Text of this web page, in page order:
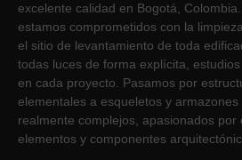
excelente calidad en Bogotá,
estamos comprometidos con la
el sitio de levantamiento de toda
todas luces de forma explícita,
en cada proyecto. Pasamos por
elementales a esqueletos y
realmente complejos, apasionados por
elementos y componentes